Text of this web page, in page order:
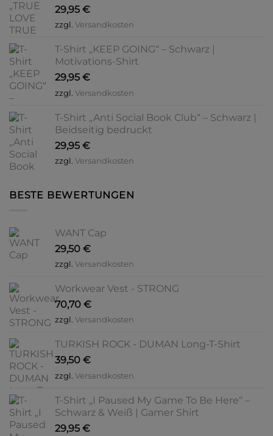
29,95 €
zzgl. Versandkosten
T-Shirt „KEEP GOING“ – Schwarz |
Motivations-Shirt
29,95 €
zzgl. Versandkosten
T-Shirt „Anti Social Book Club“ – Schwarz |
Beidseitig bedruckt
29,95 €
zzgl. Versandkosten
BESTE BEWERTUNGEN
WANT Cap
29,50 €
zzgl. Versandkosten
Workwear Vest - STRONG
70,70 €
zzgl. Versandkosten
TURKISH ROCK - DUMAN Long-T-Shirt
39,50 €
zzgl. Versandkosten
T-Shirt „I Paused My Game To Be Here“ –
Schwarz & Weiß | Gamer Shirt
29,95 €